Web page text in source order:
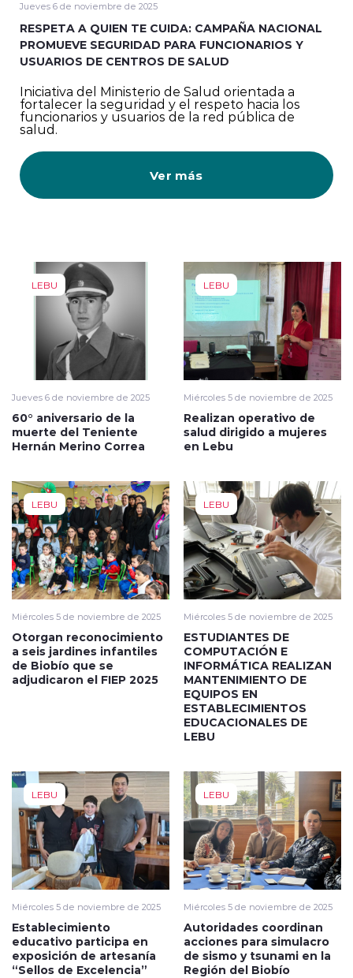
Jueves 6 de noviembre de 2025
RESPETA A QUIEN TE CUIDA: CAMPAÑA NACIONAL
PROMUEVE SEGURIDAD PARA FUNCIONARIOS Y
USUARIOS DE CENTROS DE SALUD
Iniciativa del Ministerio de Salud orientada a
fortalecer la seguridad y el respeto hacia los
funcionarios y usuarios de la red pública de
salud.
Ver más
LEBU
Jueves 6 de noviembre de 2025
60° aniversario de la
muerte del Teniente
Hernán Merino Correa
LEBU
Miércoles 5 de noviembre de 2025
Realizan operativo de
salud dirigido a mujeres
en Lebu
LEBU
Miércoles 5 de noviembre de 2025
Otorgan reconocimiento
a seis jardines infantiles
de Biobío que se
adjudicaron el FIEP 2025
LEBU
Miércoles 5 de noviembre de 2025
ESTUDIANTES DE
COMPUTACIÓN E
INFORMÁTICA REALIZAN
MANTENIMIENTO DE
EQUIPOS EN
ESTABLECIMIENTOS
EDUCACIONALES DE
LEBU
LEBU
Miércoles 5 de noviembre de 2025
Establecimiento
educativo participa en
exposición de artesanía
“Sellos de Excelencia”
LEBU
Miércoles 5 de noviembre de 2025
Autoridades coordinan
acciones para simulacro
de sismo y tsunami en la
Región del Biobío